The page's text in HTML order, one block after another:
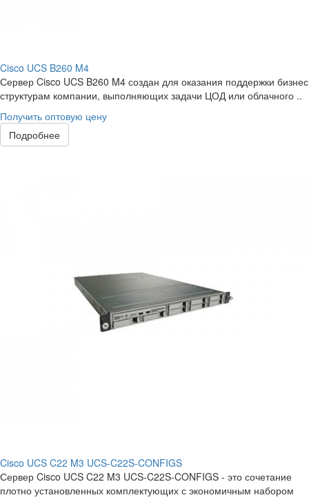
Cisco UCS B260 M4
Сервер Cisco UCS B260 M4 создан для оказания поддержки бизнес
структурам компании, выполняющих задачи ЦОД или облачного ..
Получить оптовую цену
Подробнее
Cisco UCS C22 M3 UCS-C22S-CONFIGS
Сервер Cisco UCS C22 M3 UCS-C22S-CONFIGS - это сочетание
плотно установленных комплектующих с экономичным набором